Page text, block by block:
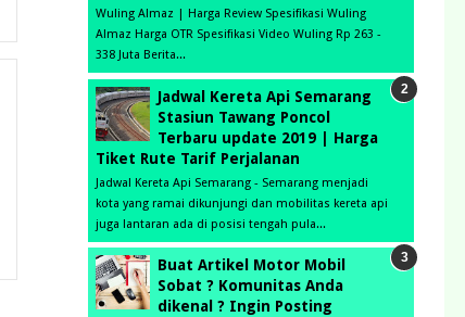
Wuling Almaz | Harga Review Spesifikasi Wuling
Almaz Harga OTR Spesifikasi Video Wuling Rp 263 -
338 Juta Berita...
Jadwal Kereta Api Semarang
Stasiun Tawang Poncol
Terbaru update 2019 | Harga
Tiket Rute Tarif Perjalanan
Jadwal Kereta Api Semarang - Semarang menjadi
kota yang ramai dikunjungi dan mobilitas kereta api
juga lantaran ada di posisi tengah pula...
Buat Artikel Motor Mobil
Sobat ? Komunitas Anda
dikenal ? Ingin Posting